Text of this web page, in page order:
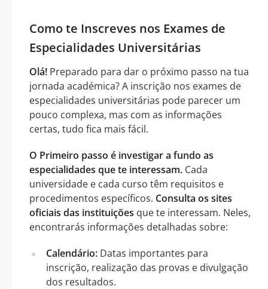
Como te Inscreves nos Exames de
Especialidades Universitárias
Olá! Preparado para dar o próximo passo na tua
jornada académica? A inscrição nos exames de
especialidades universitárias pode parecer um
pouco complexa, mas com as informações
certas, tudo fica mais fácil.
O Primeiro passo é investigar a fundo as
especialidades que te interessam. Cada
universidade e cada curso têm requisitos e
procedimentos específicos. Consulta os sites
oficiais das instituições que te interessam. Neles,
encontrarás informações detalhadas sobre:
Calendário: Datas importantes para
inscrição, realização das provas e divulgação
dos resultados.